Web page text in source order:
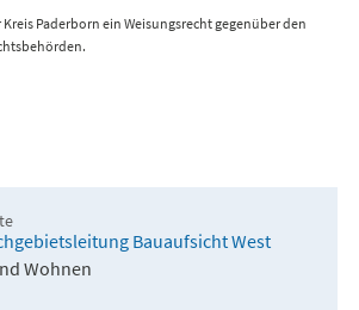
Paderborn ein Weisungsrecht gegenüber den
Bauaufsicht West
Wohnen